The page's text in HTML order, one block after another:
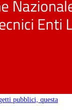
pubblici, questa